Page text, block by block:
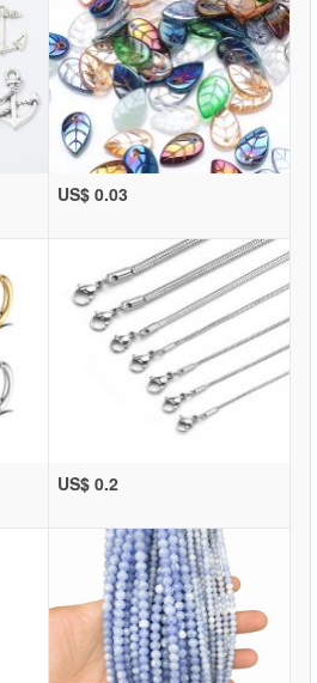
US$ 0.03
US$ 0.2